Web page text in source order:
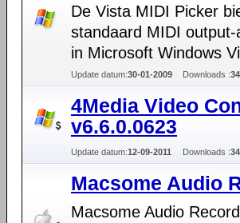
De Vista MIDI Picker
standaard MIDI
in Microsoft Windows
Update datum:30-01-2009 Downloads :34
4Media Video
v6.6.0.0623
Update datum:12-09-2011 Downloads :34
Macsome Audio
Macsome Audio